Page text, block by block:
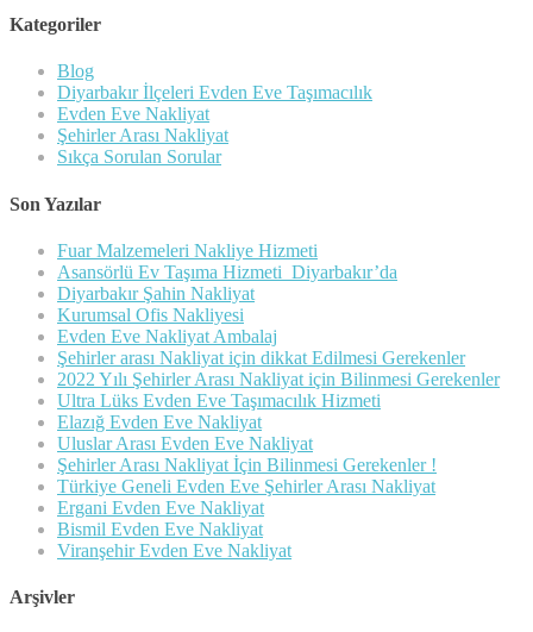
Kategoriler
Blog
Diyarbakır İlçeleri Evden Eve Taşımacılık
Evden Eve Nakliyat
Şehirler Arası Nakliyat
Sıkça Sorulan Sorular
Son Yazılar
Fuar Malzemeleri Nakliye Hizmeti
Asansörlü Ev Taşıma Hizmeti Diyarbakır’da
Diyarbakır Şahin Nakliyat
Kurumsal Ofis Nakliyesi
Evden Eve Nakliyat Ambalaj
Şehirler arası Nakliyat için dikkat Edilmesi Gerekenler
2022 Yılı Şehirler Arası Nakliyat için Bilinmesi Gerekenler
Ultra Lüks Evden Eve Taşımacılık Hizmeti
Elazığ Evden Eve Nakliyat
Uluslar Arası Evden Eve Nakliyat
Şehirler Arası Nakliyat İçin Bilinmesi Gerekenler !
Türkiye Geneli Evden Eve Şehirler Arası Nakliyat
Ergani Evden Eve Nakliyat
Bismil Evden Eve Nakliyat
Viranşehir Evden Eve Nakliyat
Arşivler